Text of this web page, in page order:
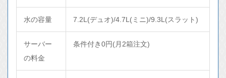
水の容量 7.2L(デュオ)/4.7L(ミニ)/9.3L(スラット)
サーバー
の料金
条件付き0円(月2箱注文)